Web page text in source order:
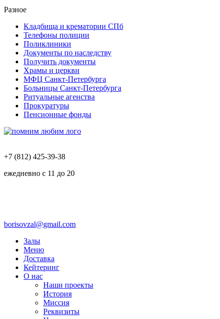
Разное
Кладбища и крематории СПб
Телефоны полиции
Поликлиники
Документы по наследству
Получить документы
Храмы и церкви
МФЦ Санкт-Петербурга
Больницы Санкт-Петербурга
Ритуальные агенства
Прокуратуры
Пенсионные фонды
+7 (812) 425-39-38
ежедневно с 11 до 20
borisovzal@gmail.com
Залы
Меню
Доставка
Кейтеринг
О нас
Наши проекты
История
Миссия
Реквизиты